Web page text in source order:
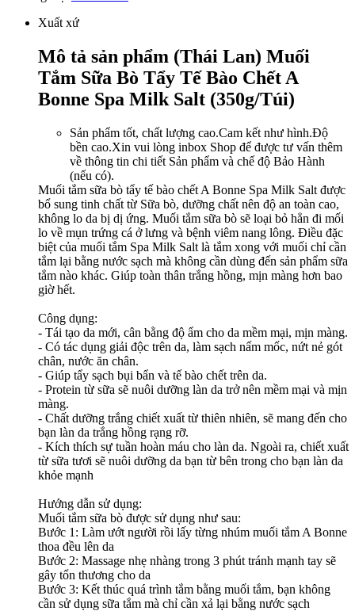
Xuất xứ
Mô tả sản phẩm (Thái Lan) Muối
Tắm Sữa Bò Tẩy Tế Bào Chết A
Bonne Spa Milk Salt (350g/Túi)
Sản phẩm tốt, chất lượng cao.Cam kết như hình.Độ
bền cao.Xin vui lòng inbox Shop để được tư vấn thêm
về thông tin chi tiết Sản phẩm và chế độ Bảo Hành
(nếu có).
Muối tắm sữa bò tẩy tế bào chết A Bonne Spa Milk Salt được
bổ sung tinh chất từ Sữa bò, dưỡng chất nên độ an toàn cao,
không lo da bị dị ứng. Muối tắm sữa bò sẽ loại bỏ hẳn đi mối
lo về mụn trứng cá ở lưng và bệnh viêm nang lông. Điều đặc
biệt của muối tắm Spa Milk Salt là tắm xong với muối chỉ cần
tắm lại bằng nước sạch mà không cần dùng đến sản phẩm sữa
tắm nào khác. Giúp toàn thân trắng hồng, mịn màng hơn bao
giờ hết.
Công dụng:
- Tái tạo da mới, cân bằng độ ẩm cho da mềm mại, mịn màng.
- Có tác dụng giải độc trên da, làm sạch nấm mốc, nứt nẻ gót
chân, nước ăn chân.
- Giúp tẩy sạch bụi bẩn và tế bào chết trên da.
- Protein từ sữa sẽ nuôi dưỡng làn da trở nên mềm mại và mịn
màng.
- Chất dưỡng trắng chiết xuất từ thiên nhiên, sẽ mang đến cho
bạn làn da trắng hồng rạng rỡ.
- Kích thích sự tuần hoàn máu cho làn da. Ngoài ra, chiết xuất
từ sữa tươi sẽ nuôi dưỡng da bạn từ bên trong cho bạn làn da
khỏe mạnh
Hướng dẫn sử dụng:
Muối tắm sữa bò được sử dụng như sau:
Bước 1: Làm ướt người rồi lấy từng nhúm muối tắm A Bonne
thoa đều lên da
Bước 2: Massage nhẹ nhàng trong 3 phút tránh mạnh tay sẽ
gây tổn thương cho da
Bước 3: Kết thúc quá trình tắm bằng muối tắm, bạn không
cần sử dụng sữa tắm mà chỉ cần xả lại bằng nước sạch